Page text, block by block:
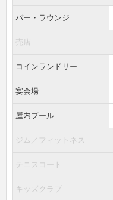
バー・ラウンジ
売店
コインランドリー
宴会場
屋内プール
ジム／フィットネス
テニスコート
キッズクラブ